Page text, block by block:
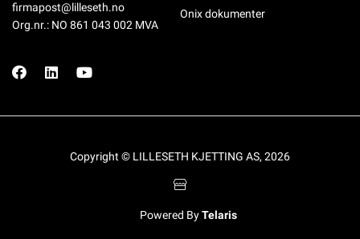
firmapost@lilleseth.no
Org.nr.: NO 861 043 002 MVA
Onix dokumenter
Copyright © LILLESETH KJETTING AS, 2026
Powered ByTelaris